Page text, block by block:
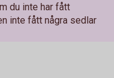
du inte har fått
inte fått några sedlar